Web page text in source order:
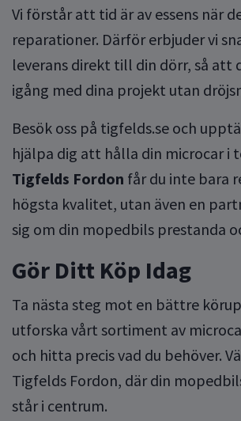
Vi förstår att tid är av essens när
reparationer. Därför erbjuder vi
leverans direkt till din dörr, så att
igång med dina projekt utan
Besök oss på tigfelds.se och
hjälpa dig att hålla din microcar i
Tigfelds Fordon får du inte bara
högsta kvalitet, utan även en
sig om din mopedbils prestanda
Gör Ditt Köp Idag
Ta nästa steg mot en bättre
utforska vårt sortiment av
och hitta precis vad du behöver.
Tigfelds Fordon, där din
står i centrum.